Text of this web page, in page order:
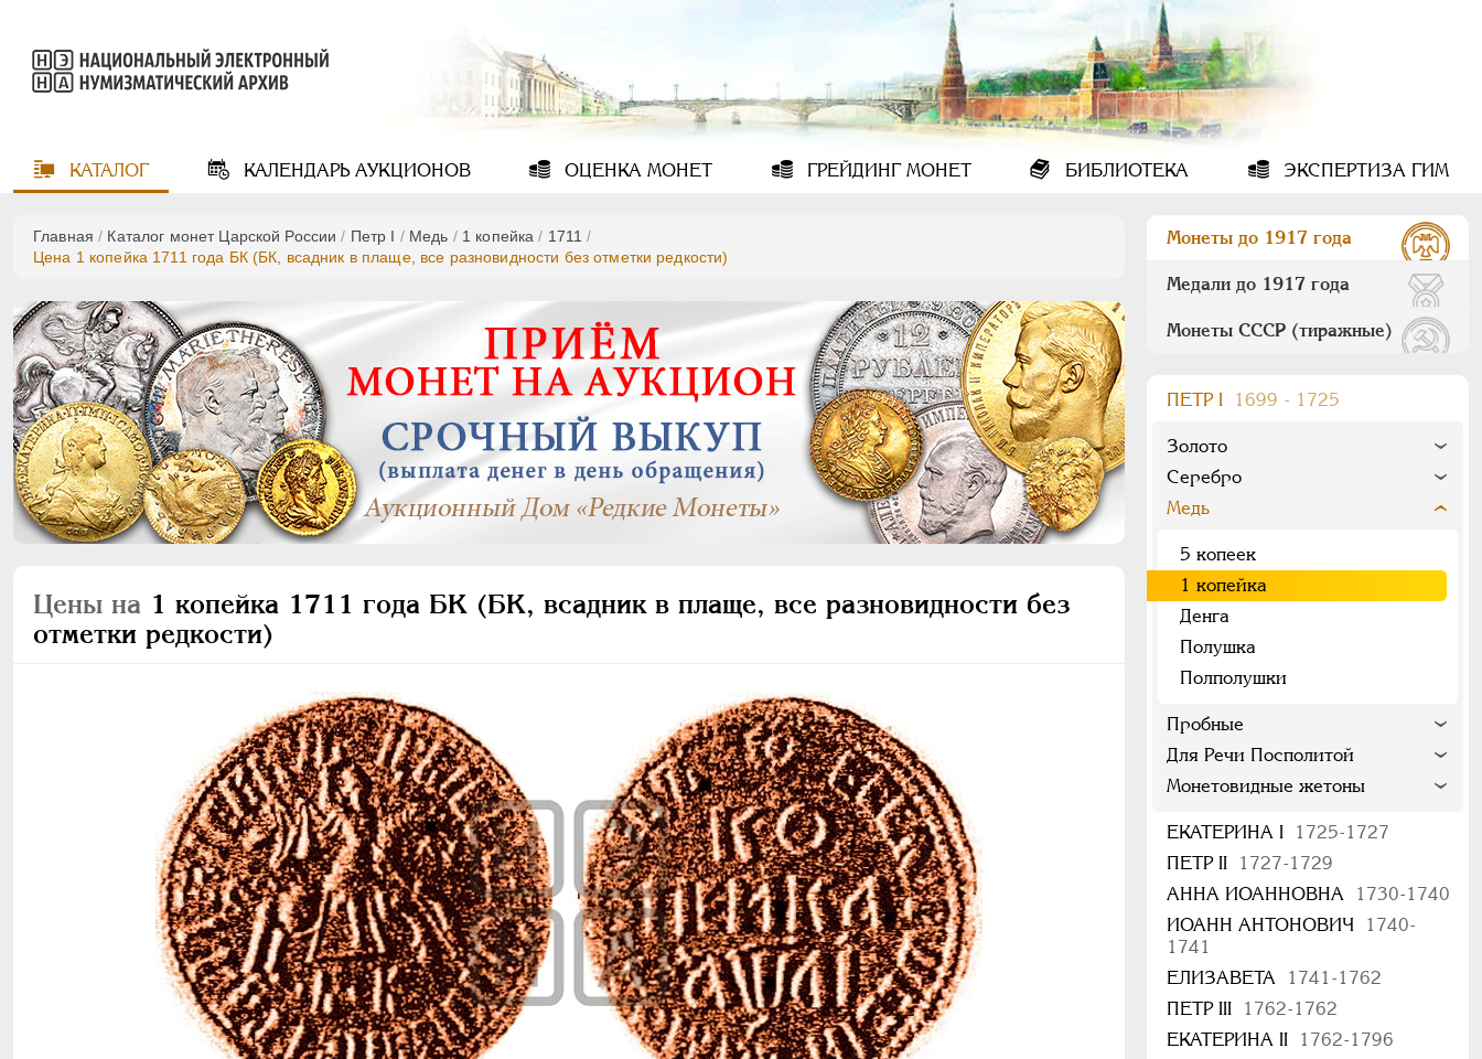
КАТАЛОГ КАЛЕНДАРЬАУКЦИОНОВ ОЦЕНКА МОНЕТ ГРЕЙДИНГМОНЕТ БИБЛИОТЕКА ЭКСПЕРТИЗА ГИМ
Главная / Каталог монет Царской России / Пeтр I / Медь / 1 копейка / 1711 /
Цена 1 копейка 1711 года БК (БК, всадник в плаще, все разновидности без отметки редкости)
Цены на 1 копейка 1711 года БК (БК, всадник в плаще, все разновидности без
отметки редкости)
Монеты до 1917 года
Медали до 1917 года
Монеты СССР (тиражные)
ПEТР I 1699 - 1725
Золото
Серебро
Медь
5 копеек
1 копейка
Денга
Полушка
Полполушки
Пробные
Для Речи Посполитой
Монетовидные жетоны
ЕКАТЕРИНА I
1725-1727
ПЕТР II
1727-1729
АННА ИОАННОВНА
1730-1740
ИОАНН АНТОНОВИЧ
1740-
1741
ЕЛИЗАВЕТА
1741-1762
ПЕТР III
1762-1762
ЕКАТЕРИНА II
1762-1796